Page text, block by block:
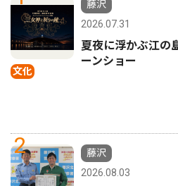
文化
藤沢
2026.07.31
夏夜に浮かぶ江
ーンショー
2
藤沢
2026.08.03